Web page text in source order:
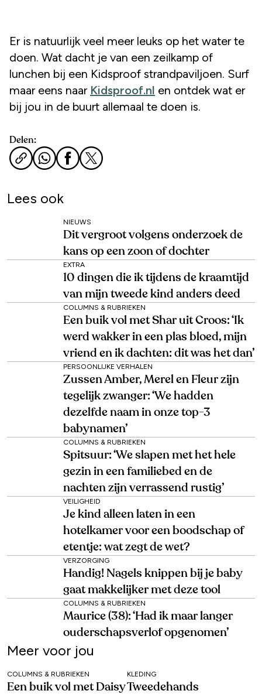
Er is natuurlijk veel meer leuks op het water te
doen. Wat dacht je van een zeilkamp of
lunchen bij een Kidsproof strandpaviljoen. Surf
maar eens naar Kidsproof.nl en ontdek wat er
bij jou in de buurt allemaal te doen is.
Delen:
Lees ook
NIEUWS
Dit vergroot volgens onderzoek de
kans op een zoon of dochter
EXTRA
10 dingen die ik tijdens de kraamtijd
van mijn tweede kind anders deed
COLUMNS & RUBRIEKEN
Een buik vol met Shar uit Croos: ‘Ik
werd wakker in een plas bloed, mijn
vriend en ik dachten: dit was het dan’
PERSOONLIJKE VERHALEN
Zussen Amber, Merel en Fleur zijn
tegelijk zwanger: ‘We hadden
dezelfde naam in onze top-3
babynamen’
COLUMNS & RUBRIEKEN
Spitsuur: ‘We slapen met het hele
gezin in een familiebed en de
nachten zijn verrassend rustig’
VEILIGHEID
Je kind alleen laten in een
hotelkamer voor een boodschap of
etentje: wat zegt de wet?
VERZORGING
Handig! Nagels knippen bij je baby
gaat makkelijker met deze tool
COLUMNS & RUBRIEKEN
Maurice (38): ‘Had ik maar langer
ouderschapsverlof opgenomen’
Meer voor jou
COLUMNS & RUBRIEKEN
Een buik vol met Daisy
KLEDING
Tweedehands